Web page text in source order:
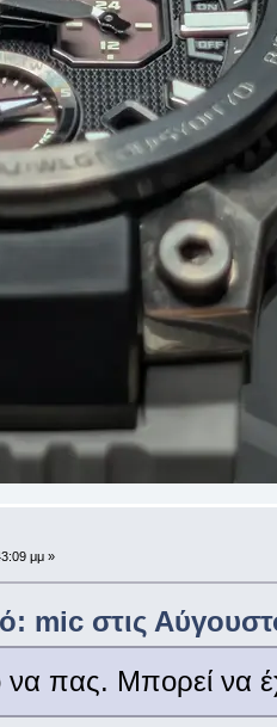
μμ »
mic στις
να πας. Μπορεί να